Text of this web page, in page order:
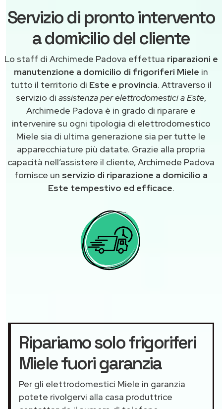
Servizio di pronto intervento
a domicilio del cliente
Lo staff di Archimede Padova effettua riparazioni e
manutenzione a domicilio di frigoriferi Miele in
tutto il territorio di Este e provincia. Attraverso il
servizio di assistenza per elettrodomestici a Este,
Archimede Padova è in grado di riparare e
intervenire su ogni tipologia di elettrodomestico
Miele sia di ultima generazione sia per tutte le
apparecchiature più datate. Grazie alla propria
capacità nell’assistere il cliente, Archimede Padova
fornisce un servizio di riparazione a domicilio a
Este tempestivo ed efficace.
Ripariamo solo frigoriferi
Miele fuori garanzia
Per gli elettrodomestici Miele in garanzia
potete rivolgervi alla casa produttrice